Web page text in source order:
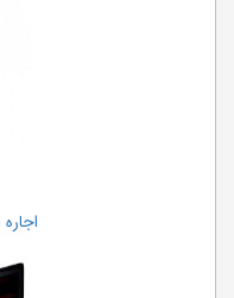
اجاره MSI GT83 Titan